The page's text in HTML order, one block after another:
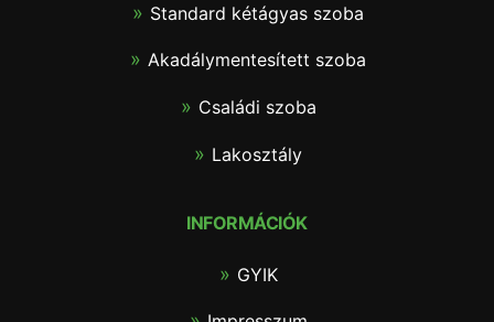
Standard kétágyas szoba
Akadálymentesített szoba
Családi szoba
Lakosztály
INFORMÁCIÓK
GYIK